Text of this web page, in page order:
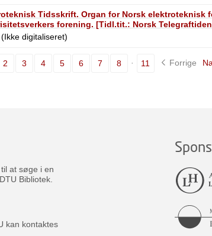
Tidsskrift. Organ for Norsk elektroteknisk
forening. [Tidl.tit.: Norsk
digitaliseret)
2 3 4 5 6 7 8 11 Forrige
at søge i en
Bibliotek.
kan kontaktes